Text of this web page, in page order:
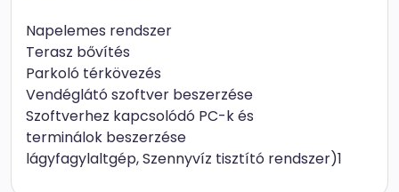
Napelemes rendszer
Terasz bővítés
Parkoló térkövezés
Vendéglátó szoftver beszerzése
Szoftverhez kapcsolódó PC-k és
terminálok beszerzése
lágyfagylaltgép, Szennyvíz tisztító rendszer)1